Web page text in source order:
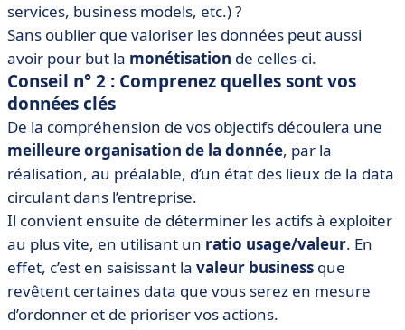
services, business models, etc.) ?
Sans oublier que valoriser les données peut aussi
avoir pour but la monétisation de celles-ci.
Conseil n° 2 : Comprenez quelles sont vos
données clés
De la compréhension de vos objectifs découlera une
meilleure organisation de la donnée, par la
réalisation, au préalable, d’un état des lieux de la data
circulant dans l’entreprise.
Il convient ensuite de déterminer les actifs à exploiter
au plus vite, en utilisant un ratio usage/valeur. En
effet, c’est en saisissant la valeur business que
revêtent certaines data que vous serez en mesure
d’ordonner et de prioriser vos actions.